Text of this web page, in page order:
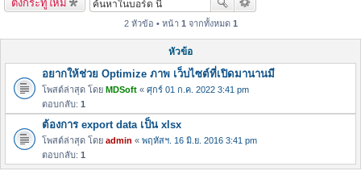
2 หัวข้อ • หน้า 1 จากทั้งหมด 1
หัวข้อ
อยากให้ช่วย Optimize ภาพ เว็บไซต์ที่เปิดมานานมี
โพสต์ล่าสุด โดย MDSoft « ศุกร์ 01 ก.ค. 2022 3:41 pm
ตอบกลับ: 1
ต้องการ export data เป็น xlsx
โพสต์ล่าสุด โดย admin « พฤหัสฯ. 16 มิ.ย. 2016 3:41 pm
ตอบกลับ: 1